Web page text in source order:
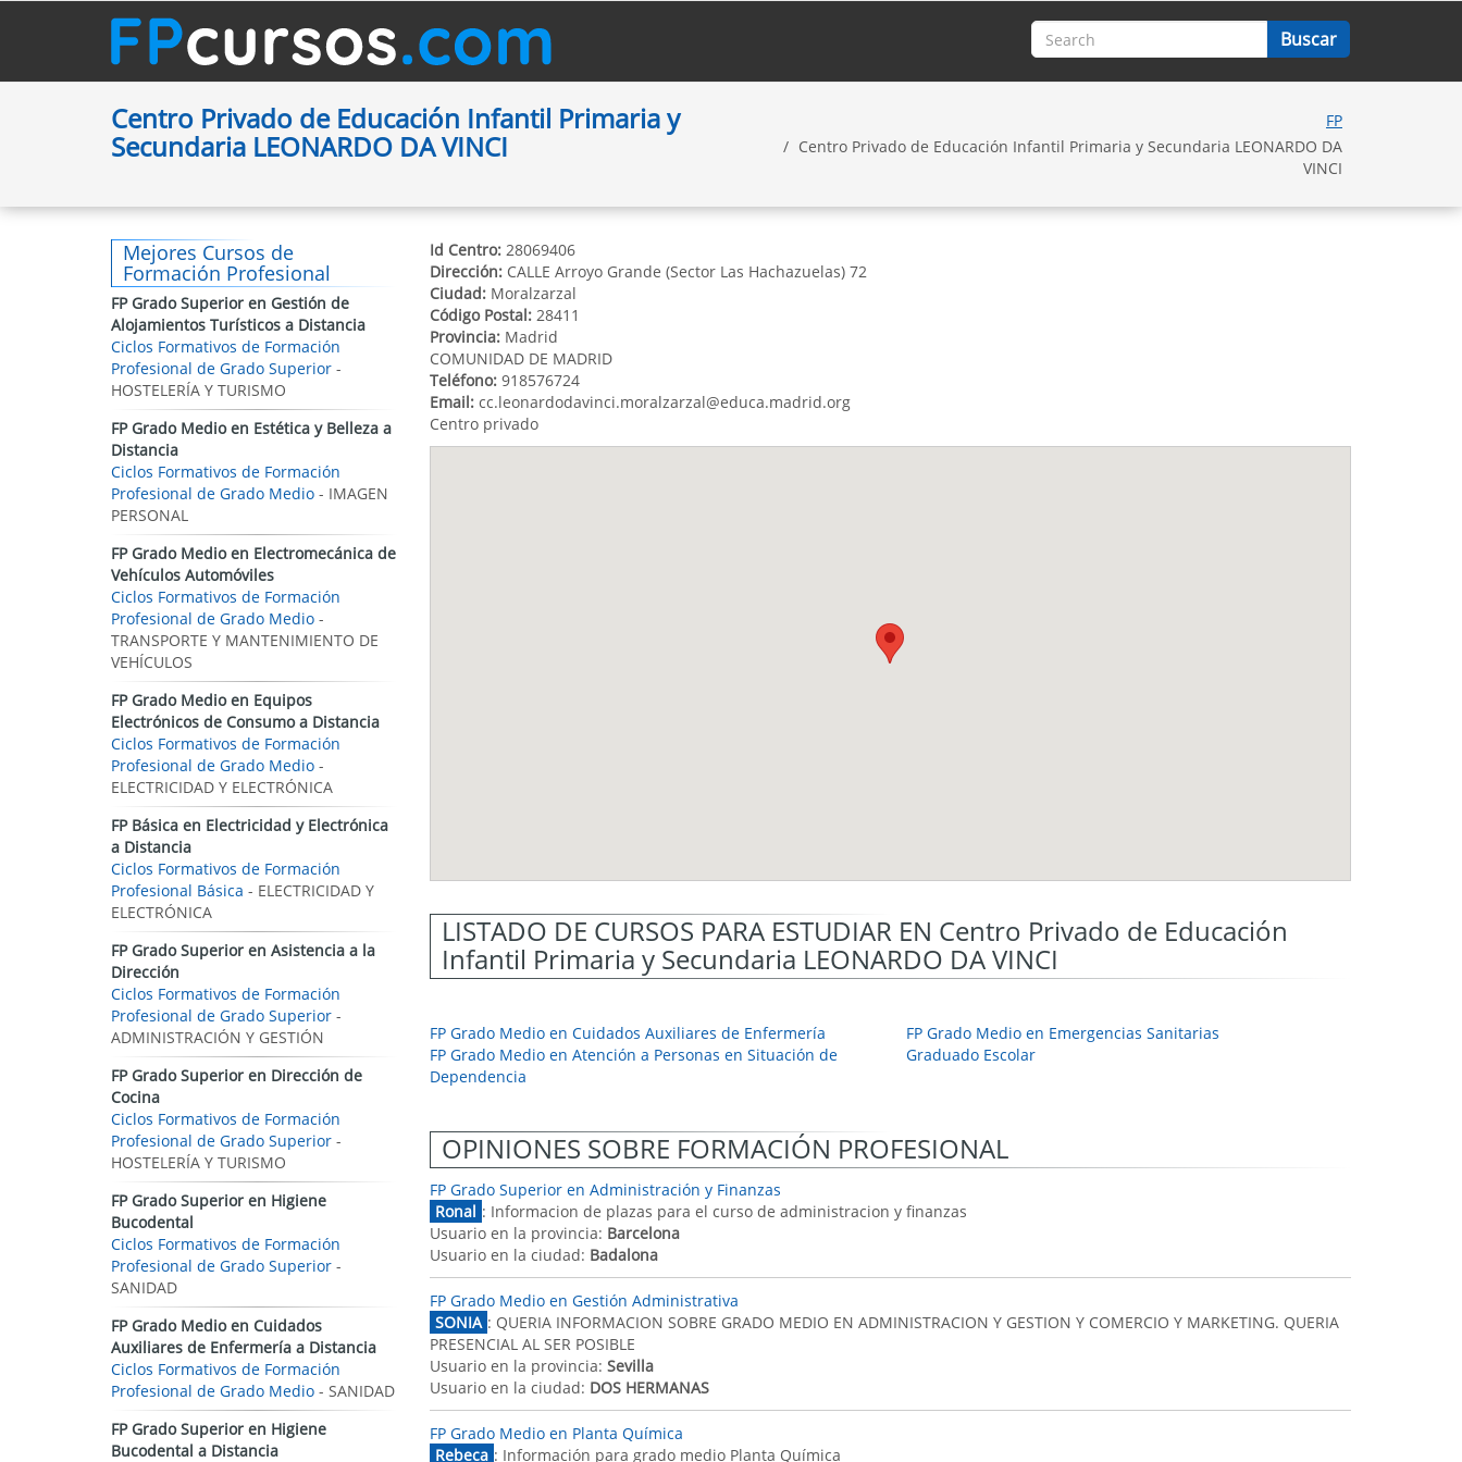
Centro Privado de Educación Infantil Primaria y
Secundaria LEONARDO DA VINCI
FP
Centro Privado de Educación Infantil Primaria y Secundaria LEONARDO DA
VINCI
Id Centro:28069406
Dirección:CALLE Arroyo Grande (Sector Las Hachazuelas) 72
Ciudad:Moralzarzal
Código Postal:28411
Provincia:Madrid
COMUNIDAD DE MADRID
Teléfono:918576724
Email:cc.leonardodavinci.moralzarzal@educa.madrid.org
Centro privado
LISTADO DE CURSOS PARA ESTUDIAR EN Centro Privado de Educación
Infantil Primaria y Secundaria LEONARDO DA VINCI
FP Grado Medio en Cuidados Auxiliares de Enfermería
FP Grado Medio en Emergencias Sanitarias
FP Grado Medio en Atención a Personas en Situación de
Dependencia
Graduado Escolar
OPINIONES SOBRE FORMACIÓN PROFESIONAL
FP Grado Superior en Administración y Finanzas
Ronal : Informacion de plazas para el curso de administracion y finanzas
Usuario en la provincia: Barcelona
Usuario en la ciudad: Badalona
FP Grado Medio en Gestión Administrativa
SONIA : QUERIA INFORMACION SOBRE GRADO MEDIO EN ADMINISTRACION Y GESTION Y COMERCIO Y MARKETING. QUERIA
PRESENCIAL AL SER POSIBLE
Usuario en la provincia: Sevilla
Usuario en la ciudad: DOS HERMANAS
FP Grado Medio en Planta Química
Rebeca : Información para grado medio Planta Química
Mejores Cursos de
Formación Profesional
FP Grado Superior en Gestión de
Alojamientos Turísticos a Distancia
Ciclos Formativos de Formación
Profesional de Grado Superior -
HOSTELERÍA Y TURISMO
FP Grado Medio en Estética y Belleza a
Distancia
Ciclos Formativos de Formación
Profesional de Grado Medio - IMAGEN
PERSONAL
FP Grado Medio en Electromecánica de
Vehículos Automóviles
Ciclos Formativos de Formación
Profesional de Grado Medio -
TRANSPORTE Y MANTENIMIENTO DE
VEHÍCULOS
FP Grado Medio en Equipos
Electrónicos de Consumo a Distancia
Ciclos Formativos de Formación
Profesional de Grado Medio -
ELECTRICIDAD Y ELECTRÓNICA
FP Básica en Electricidad y Electrónica
a Distancia
Ciclos Formativos de Formación
Profesional Básica - ELECTRICIDAD Y
ELECTRÓNICA
FP Grado Superior en Asistencia a la
Dirección
Ciclos Formativos de Formación
Profesional de Grado Superior -
ADMINISTRACIÓN Y GESTIÓN
FP Grado Superior en Dirección de
Cocina
Ciclos Formativos de Formación
Profesional de Grado Superior -
HOSTELERÍA Y TURISMO
FP Grado Superior en Higiene
Bucodental
Ciclos Formativos de Formación
Profesional de Grado Superior -
SANIDAD
FP Grado Medio en Cuidados
Auxiliares de Enfermería a Distancia
Ciclos Formativos de Formación
Profesional de Grado Medio - SANIDAD
FP Grado Superior en Higiene
Bucodental a Distancia